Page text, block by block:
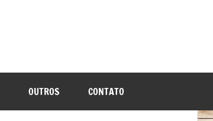
OUTROS CONTATO